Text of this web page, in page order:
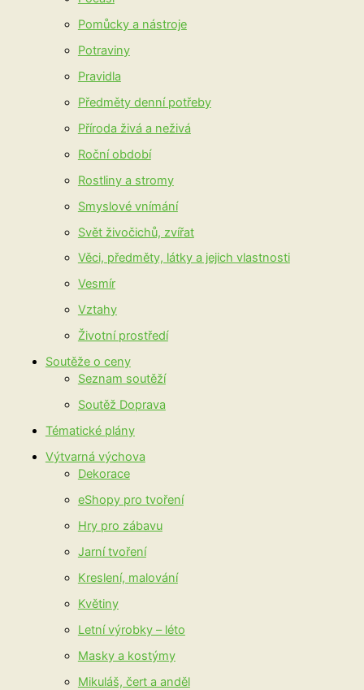
Pomůcky a nástroje
Potraviny
Pravidla
Předměty denní potřeby
Příroda živá a neživá
Roční období
Rostliny a stromy
Smyslové vnímání
Svět živočichů, zvířat
Věci, předměty, látky a jejich vlastnosti
Vesmír
Vztahy
Životní prostředí
Soutěže o ceny
Seznam soutěží
Soutěž Doprava
Tématické plány
Výtvarná výchova
Dekorace
eShopy pro tvoření
Hry pro zábavu
Jarní tvoření
Kreslení, malování
Květiny
Letní výrobky – léto
Masky a kostýmy
Mikuláš, čert a anděl